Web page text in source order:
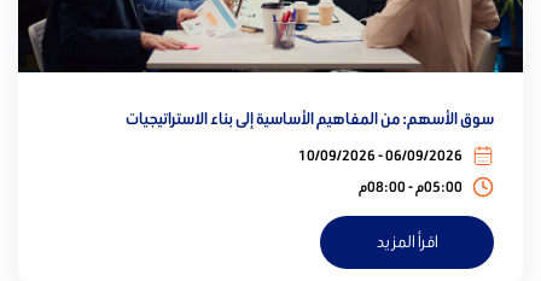
سوق الأسهم: من المفاهيم الأساسية إلى بناء الاستراتيجيات
06/09/2026 - 10/09/2026
05:00م - 08:00م
اقرأ المزيد